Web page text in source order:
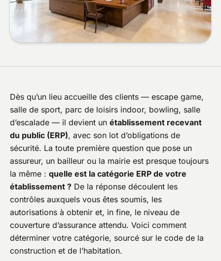
Dès qu’un lieu accueille des clients — escape game,
salle de sport, parc de loisirs indoor, bowling, salle
d’escalade — il devient un établissement recevant
du public (ERP), avec son lot d’obligations de
sécurité. La toute première question que pose un
assureur, un bailleur ou la mairie est presque toujours
la même : quelle est la catégorie ERP de votre
établissement ? De la réponse découlent les
contrôles auxquels vous êtes soumis, les
autorisations à obtenir et, in fine, le niveau de
couverture d’assurance attendu. Voici comment
déterminer votre catégorie, sourcé sur le code de la
construction et de l’habitation.